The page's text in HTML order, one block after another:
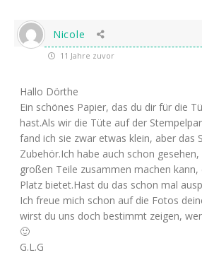
Nicole
11 Jahre zuvor
Hallo Dörthe
Ein schönes Papier, das du dir für die
hast.Als wir die Tüte auf der
fand ich sie zwar etwas klein, aber das
Zubehör.Ich habe auch schon
großen Teile zusammen machen
Platz bietet.Hast du das schon mal
Ich freue mich schon auf die Fotos
wirst du uns doch bestimmt zeigen,
🙂
G.L.G